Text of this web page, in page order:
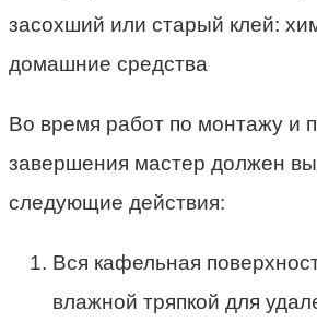
Во время работ по монтажу и
завершения мастер должен
следующие действия:
Вся кафельная
влажной тряпкой для